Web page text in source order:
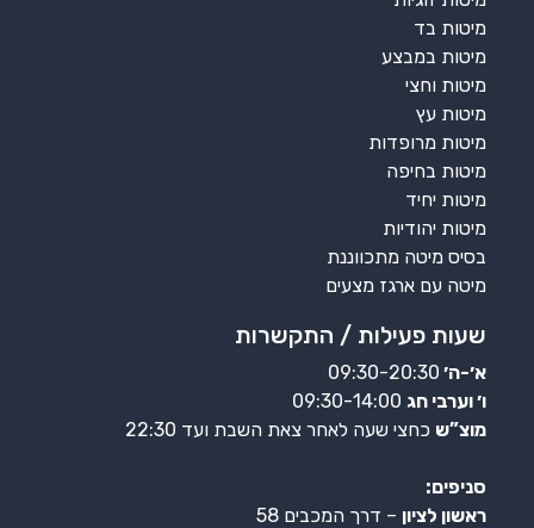
מיטות בד
מיטות במבצע
מיטות וחצי
מיטות עץ
מיטות מרופדות
מיטות בחיפה
מיטות יחיד
מיטות יהודיות
בסיס מיטה מתכווננת
מיטה עם ארגז מצעים
שעות פעילות / התקשרות
א׳-ה׳ 09:30-20:30
ו׳ וערבי חג
מוצ”ש כחצי שעה לאחר צאת השבת ועד 22:30
סניפים:
ראשון לציון – דרך המכבים 58